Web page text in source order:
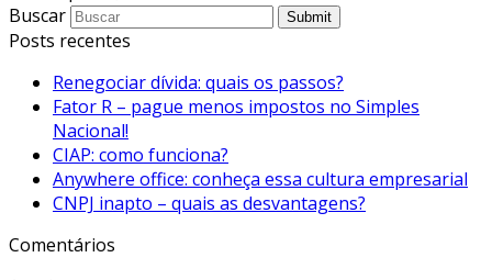
Buscar
Submit
Posts recentes
Renegociar dívida: quais os passos?
Fator R – pague menos impostos no Simples
Nacional!
CIAP: como funciona?
Anywhere office: conheça essa cultura empresarial
CNPJ inapto – quais as desvantagens?
Comentários